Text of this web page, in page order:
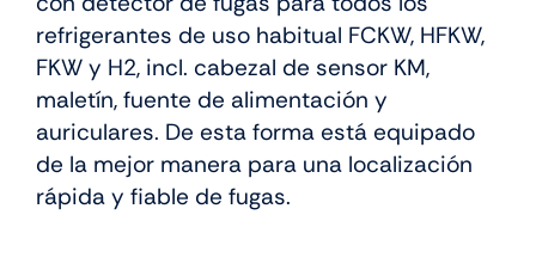
refrigerantes de uso habitual FCKW, HFKW,
FKW y H2, incl. cabezal de sensor KM,
maletín, fuente de alimentación y
auriculares. De esta forma está equipado
de la mejor manera para una localización
rápida y fiable de fugas.